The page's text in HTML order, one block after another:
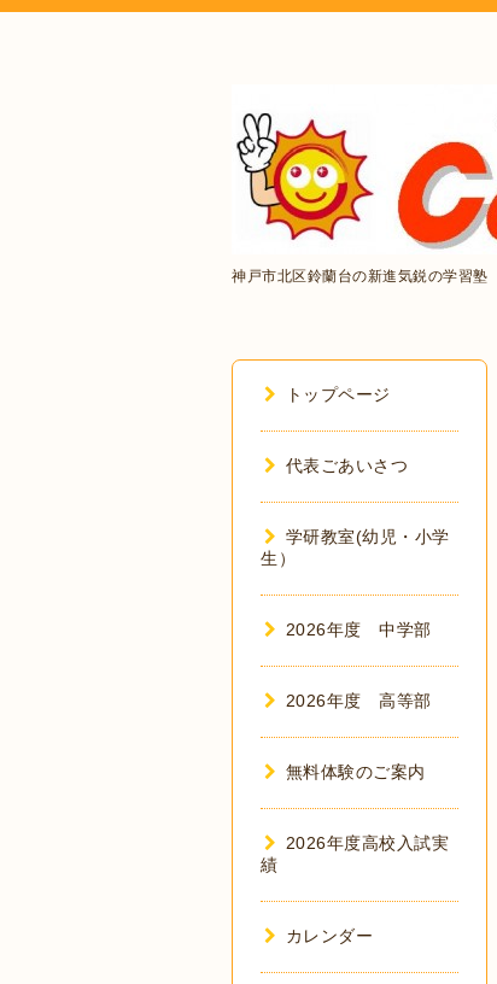
神戸市北区鈴蘭台の新進気鋭の学習
トップページ
代表ごあいさつ
学研教室(幼児・小学
生）
2026年度 中学部
2026年度 高等部
無料体験のご案内
2026年度高校入試実
績
カレンダー